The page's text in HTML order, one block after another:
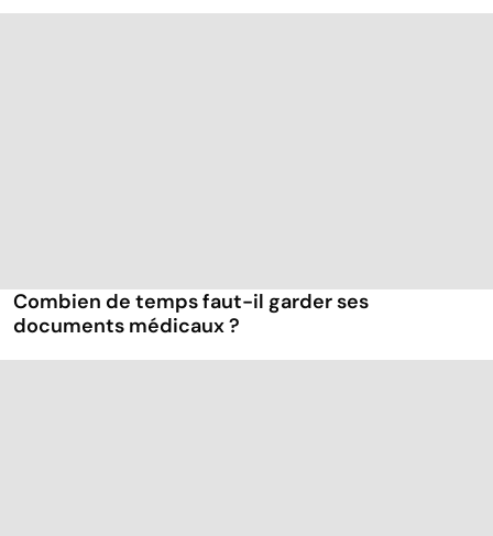
Combien de temps faut-il garder ses
documents médicaux ?